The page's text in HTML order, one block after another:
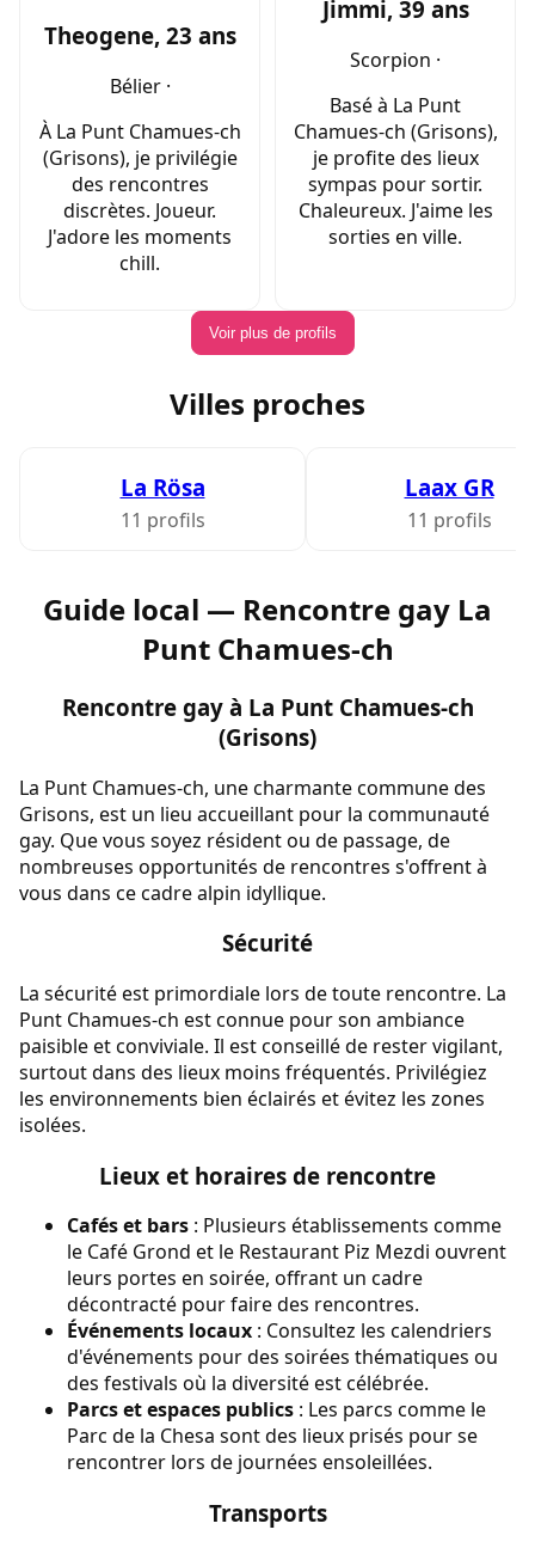
Theogene, 23 ans
Bélier ·
À La Punt Chamues-ch
(Grisons), je privilégie
des rencontres
discrètes. Joueur.
J'adore les moments
chill.
Jimmi, 39 ans
Scorpion ·
Basé à La Punt
Chamues-ch (Grisons),
je profite des lieux
sympas pour sortir.
Chaleureux. J'aime les
sorties en ville.
Voir plus de profils
Villes proches
La Rösa
11 profils
Laax GR
11 profils
Guide local — Rencontre gay La
Punt Chamues-ch
Rencontre gay à La Punt Chamues-ch
(Grisons)
La Punt Chamues-ch, une charmante commune des
Grisons, est un lieu accueillant pour la communauté
gay. Que vous soyez résident ou de passage, de
nombreuses opportunités de rencontres s'offrent à
vous dans ce cadre alpin idyllique.
Sécurité
La sécurité est primordiale lors de toute rencontre. La
Punt Chamues-ch est connue pour son ambiance
paisible et conviviale. Il est conseillé de rester vigilant,
surtout dans des lieux moins fréquentés. Privilégiez
les environnements bien éclairés et évitez les zones
isolées.
Lieux et horaires de rencontre
Cafés et bars : Plusieurs établissements comme
le Café Grond et le Restaurant Piz Mezdi ouvrent
leurs portes en soirée, offrant un cadre
décontracté pour faire des rencontres.
Événements locaux : Consultez les calendriers
d'événements pour des soirées thématiques ou
des festivals où la diversité est célébrée.
Parcs et espaces publics : Les parcs comme le
Parc de la Chesa sont des lieux prisés pour se
rencontrer lors de journées ensoleillées.
Transports